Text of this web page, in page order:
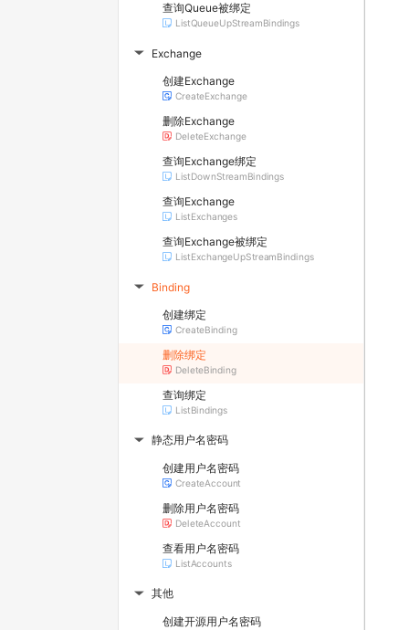
查询Queue被绑定
ListQueueUpStreamBindings
▶ Exchange
创建Exchange
CreateExchange
删除Exchange
DeleteExchange
查询Exchange绑定
ListDownStreamBindings
查询Exchange
ListExchanges
查询Exchange被绑定
ListExchangeUpStreamBindings
▶ Binding
创建绑定
CreateBinding
删除绑定
DeleteBinding
查询绑定
ListBindings
▶ 静态用户名密码
创建用户名密码
CreateAccount
删除用户名密码
DeleteAccount
查看用户名密码
ListAccounts
▶ 其他
创建开源用户名密码